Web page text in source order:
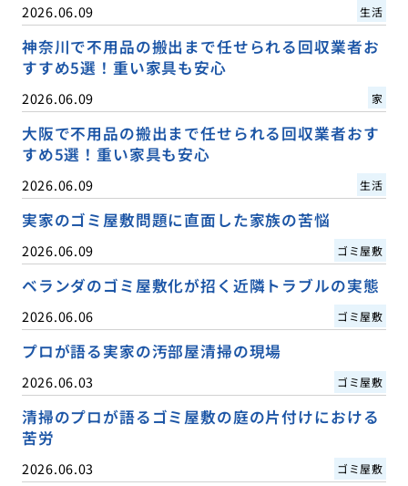
2026.06.09 生活
神奈川で不用品の搬出まで任せられる回収業者お
すすめ5選！重い家具も安心
2026.06.09 家
大阪で不用品の搬出まで任せられる回収業者おす
すめ5選！重い家具も安心
2026.06.09 生活
実家のゴミ屋敷問題に直面した家族の苦悩
2026.06.09 ゴミ屋敷
ベランダのゴミ屋敷化が招く近隣トラブルの実態
2026.06.06 ゴミ屋敷
プロが語る実家の汚部屋清掃の現場
2026.06.03 ゴミ屋敷
清掃のプロが語るゴミ屋敷の庭の片付けにおける
苦労
2026.06.03 ゴミ屋敷